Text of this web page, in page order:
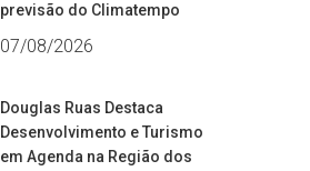
previsão do Climatempo
07/08/2026
Douglas Ruas Destaca
Desenvolvimento e Turismo
em Agenda na Região dos